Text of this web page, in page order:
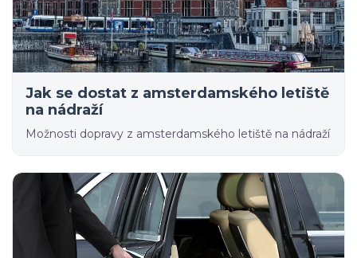
Jak se dostat z amsterdamského letiště
na nádraží
Možnosti dopravy z amsterdamského letiště na nádraží